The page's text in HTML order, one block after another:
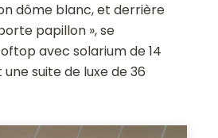
dôme blanc, et derrière
papillon », se
avec solarium de 14
suite de luxe de 36